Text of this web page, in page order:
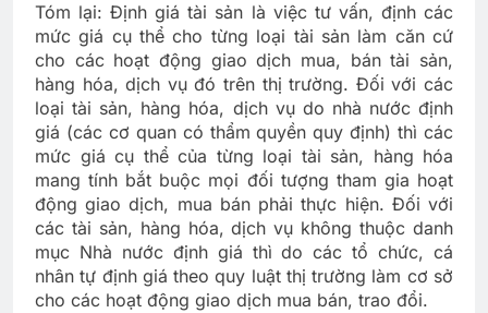
Tóm lại: Định giá tài sản là việc tư vấn, định các
mức giá cụ thể cho từng loại tài sản làm căn cứ
cho các hoạt động giao dịch mua, bán tài sản,
hàng hóa, dịch vụ đó trên thị trường. Đối với các
loại tài sản, hàng hóa, dịch vụ do nhà nước định
giá (các cơ quan có thẩm quyền quy định) thì các
mức giá cụ thể của từng loại tài sản, hàng hóa
mang tính bắt buộc mọi đối tượng tham gia hoạt
động giao dịch, mua bán phải thực hiện. Đối với
các tài sản, hàng hóa, dịch vụ không thuộc danh
mục Nhà nước định giá thì do các tổ chức, cá
nhân tự định giá theo quy luật thị trường làm cơ sở
cho các hoạt động giao dịch mua bán, trao đổi.